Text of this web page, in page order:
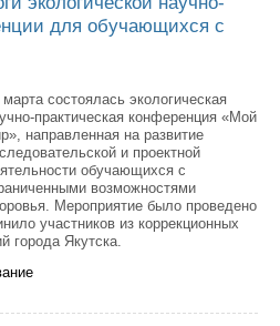
для обучающихся с
марта состоялась экологическая
практическая конференция «Мой
направленная на развитие
и проектной
обучающихся с
возможностями
Мероприятие было проведено
участников из коррекционных
города Якутска.
для обучающихся с ОВЗ